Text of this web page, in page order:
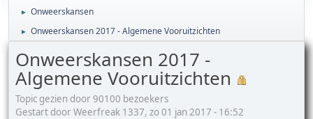
► Onweerskansen
► Onweerskansen 2017 - Algemene Vooruitzichten
Onweerskansen 2017 -
Algemene Vooruitzichten
Topic gezien door 90100 bezoekers
Gestart door Weerfreak 1337, zo 01 jan 2017 - 16:52